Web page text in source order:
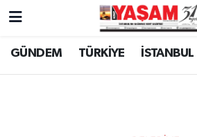
GÜNDEM TÜRKİYE İSTANBUL